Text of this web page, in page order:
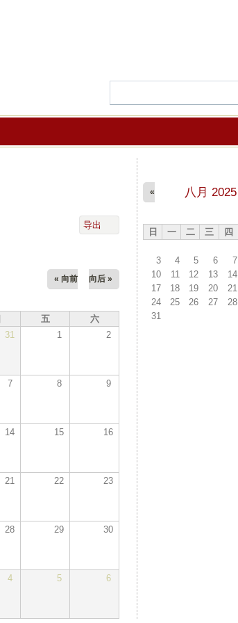
« 向前 向后 »
导出
五
六
31 1 2
7 8 9
14 15 16
21 22 23
28 29 30
4 5 6
八月 2025
«
日 一 二 三 四
3
4 5 6 7
10
11 12 13 14
17
18 19 20 21
24
25 26 27 28
31